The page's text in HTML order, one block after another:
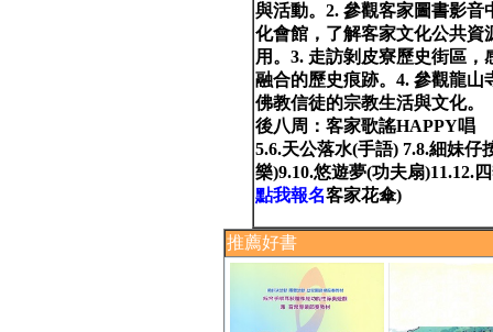
與活動。2. 參觀客家圖書影音
化會館，了解客家文化公共資
用。3. 走訪剝皮寮歷史街區，
融合的歷史痕跡。4. 參觀龍山
佛教信徒的宗教生活與文化。
後八周：客家歌謠HAPPY唱
5.6.天公落水(手語) 7.8.細妹仔
樂)9.10.悠遊夢(功夫扇)11.12.
點我報名客家花傘)
推薦好書